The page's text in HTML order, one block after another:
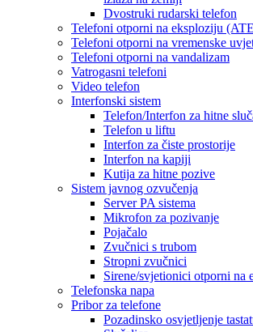
Dvostruki rudarski telefon
Telefoni otporni na eksploziju
Telefoni otporni na vremenske
Telefoni otporni na vandalizam
Vatrogasni telefoni
Video telefon
Interfonski sistem
Telefon/Interfon za hitne
Telefon u liftu
Interfon za čiste prostorije
Interfon na kapiji
Kutija za hitne pozive
Sistem javnog ozvučenja
Server PA sistema
Mikrofon za pozivanje
Pojačalo
Zvučnici s trubom
Stropni zvučnici
Sirene/svjetionici otporni
Telefonska napa
Pribor za telefone
Pozadinsko osvjetljenje